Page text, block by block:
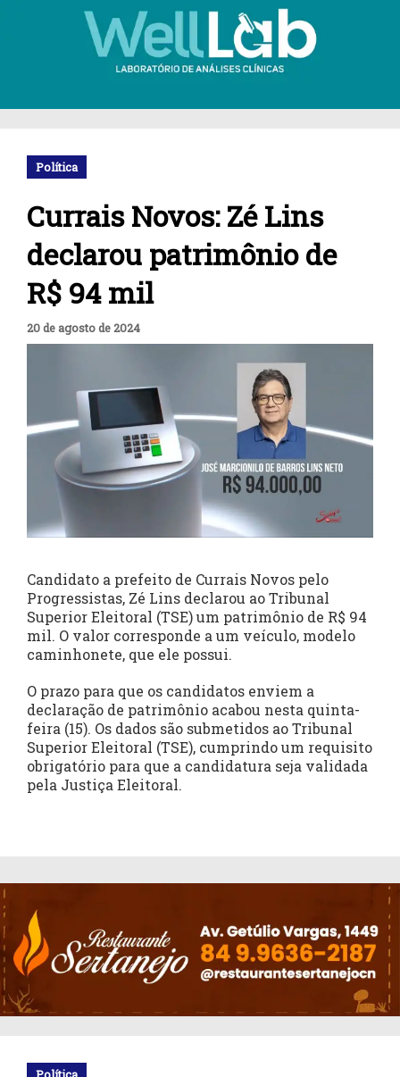
Política
Currais Novos: Zé Lins
declarou patrimônio de
R$ 94 mil
20 de agosto de 2024
Candidato a prefeito de Currais Novos pelo
Progressistas, Zé Lins declarou ao Tribunal
Superior Eleitoral (TSE) um patrimônio de R$ 94
mil. O valor corresponde a um veículo, modelo
caminhonete, que ele possui.
O prazo para que os candidatos enviem a
declaração de patrimônio acabou nesta quinta-
feira (15). Os dados são submetidos ao Tribunal
Superior Eleitoral (TSE), cumprindo um requisito
obrigatório para que a candidatura seja validada
pela Justiça Eleitoral.